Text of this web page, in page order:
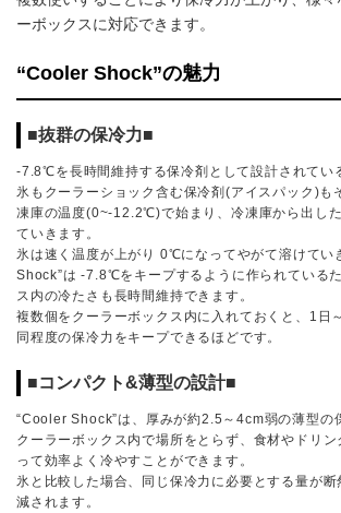
ーボックスに対応できます。
“Cooler Shock”の魅力
■抜群の保冷力■
-7.8℃を長時間維持する保冷剤として設計されてい
氷もクーラーショック含む保冷剤(アイスパック)も
凍庫の温度(0~-12.2℃)で始まり、冷凍庫から出し
ていきます。
氷は速く温度が上がり 0℃になってやがて溶けてい
Shock”は -7.8℃をキープするように作られている
ス内の冷たさも長時間維持できます。
複数個をクーラーボックス内に入れておくと、1日
同程度の保冷力をキープできるほどです。
■コンパクト&薄型の設計■
“Cooler Shock”は、厚みが約2.5～4cm弱の薄型の
クーラーボックス内で場所をとらず、食材やドリン
って効率よく冷やすことができます。
氷と比較した場合、同じ保冷力に必要とする量が
減されます。